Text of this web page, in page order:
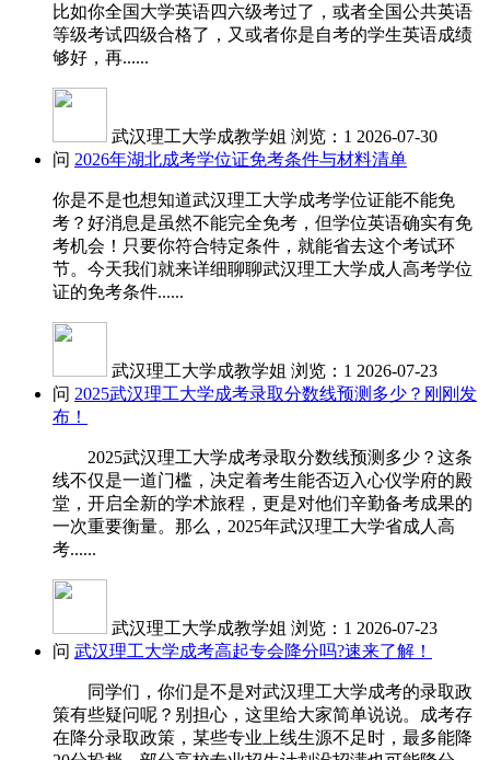
比如你全国大学英语四六级考过了，或者全国公共英语
等级考试四级合格了，又或者你是自考的学生英语成绩
够好，再......
武汉理工大学成教学姐 浏览：1 2026-07-30
问 2026年湖北成考学位证免考条件与材料清单
你是不是也想知道武汉理工大学成考学位证能不能免
考？好消息是虽然不能完全免考，但学位英语确实有免
考机会！只要你符合特定条件，就能省去这个考试环
节。今天我们就来详细聊聊武汉理工大学成人高考学位
证的免考条件......
武汉理工大学成教学姐 浏览：1 2026-07-23
问 2025武汉理工大学成考录取分数线预测多少？刚刚发
布！
2025武汉理工大学成考录取分数线预测多少？这条
线不仅是一道门槛，决定着考生能否迈入心仪学府的殿
堂，开启全新的学术旅程，更是对他们辛勤备考成果的
一次重要衡量。那么，2025年武汉理工大学省成人高
考......
武汉理工大学成教学姐 浏览：1 2026-07-23
问 武汉理工大学成考高起专会降分吗?速来了解！
同学们，你们是不是对武汉理工大学成考的录取政
策有些疑问呢？别担心，这里给大家简单说说。成考存
在降分录取政策，某些专业上线生源不足时，最多能降